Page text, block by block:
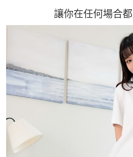
讓你在任何場合